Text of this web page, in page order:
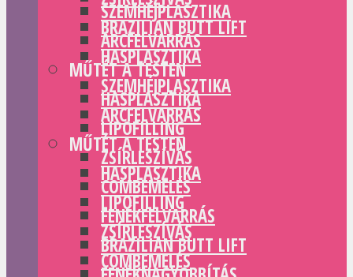
SZEMHÉJPLASZTIKA
ARCFELVARRÁS
MŰTÉT A TESTEN
HASPLASZTIKA
LIPOFILLING
ZSÍRLESZÍVÁS
COMBEMELÉS
FENÉKFELVARRÁS
BRAZILIAN BUTT LIFT
BRAZILIAN BUTT LIFT
HASPLASZTIKA
SZEMHÉJPLASZTIKA
ARCFELVARRÁS
MŰTÉT A TESTEN
HASPLASZTIKA
LIPOFILLING
ZSÍRLESZÍVÁS
COMBEMELÉS